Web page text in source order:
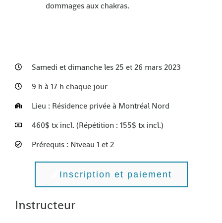
dommages aux chakras.
Samedi et dimanche les 25 et 26 mars 2023
9 h à 17 h chaque jour
Lieu : Résidence privée à Montréal Nord
460$ tx incl. (Répétition : 155$ tx incl.)
Prérequis : Niveau 1 et 2
Inscription et paiement
Instructeur